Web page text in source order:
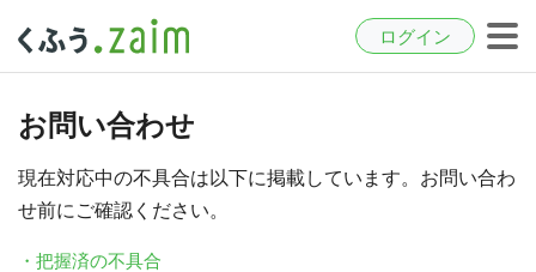
ログイン
お問い合わせ
現在対応中の不具合は以下に掲載しています。お問い合わ
せ前にご確認ください。
・把握済の不具合